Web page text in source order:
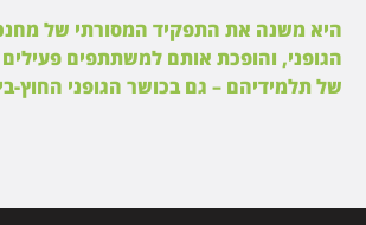
היא משנה את התפקיד המסורתי של
הגופני, והופכת אותם למשתתפים
של תלמידיהם – גם בכושר הגופני החוץ-